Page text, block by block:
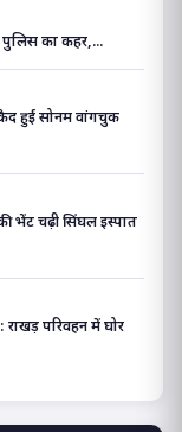
पुलिस का कहर,...
हुई सोनम वांगचुक
भेंट चढ़ी सिंघल इस्पात
परिवहन में घोर